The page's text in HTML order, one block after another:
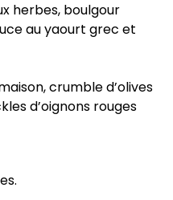
herbes, boulgour
au yaourt grec et
crumble d’olives
d’oignons rouges